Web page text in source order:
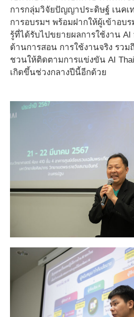
การกลุ่มวิจัยปัญญาประดิษฐ์ เนคเ
การอบรมฯ พร้อมฝากให้ผู้เข้าอบ
รู้ที่ได้รับไปขยายผลการใช้งาน AI
ด้านการสอน การใช้งานจริง รวม
ชวนให้ติดตามการแข่งขัน AI
เกิดขึ้นช่วงกลางปีนี้อีกด้วย